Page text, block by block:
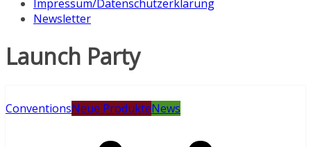
Impressum/Datenschutzerklärung
Newsletter
Launch Party
ConventionsNeue ProdukteNews